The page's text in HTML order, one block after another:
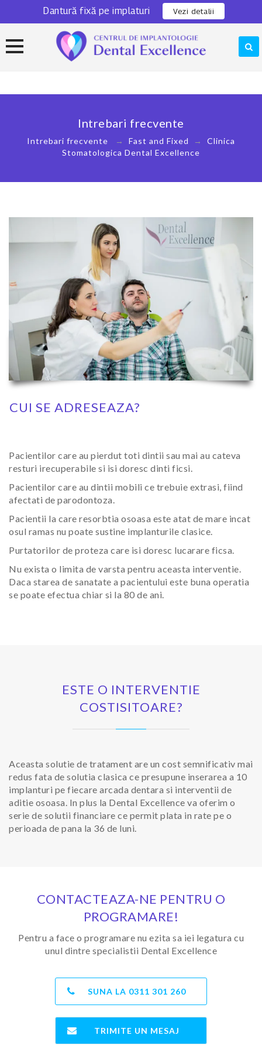
Dantură fixă pe implaturi Vezi detalii
0311 301 280 Locatie
Intrebari frecvente
Intrebari frecvente → Fast and Fixed → Clinica
Stomatologica Dental Excellence
CUI SE ADRESEAZA?
Pacientilor care au pierdut toti dintii sau mai au cateva
resturi irecuperabile si isi doresc dinti ficsi.
Pacientilor care au dintii mobili ce trebuie extrasi, fiind
afectati de parodontoza.
Pacientii la care resorbtia osoasa este atat de mare incat
osul ramas nu poate sustine implanturile clasice.
Purtatorilor de proteza care isi doresc lucarare ficsa.
Nu exista o limita de varsta pentru aceasta interventie.
Daca starea de sanatate a pacientului este buna operatia
se poate efectua chiar si la 80 de ani.
ESTE O INTERVENTIE
COSTISITOARE?
Aceasta solutie de tratament are un cost semnificativ mai
redus fata de solutia clasica ce presupune inserarea a 10
implanturi pe fiecare arcada dentara si interventii de
aditie osoasa. In plus la Dental Excellence va oferim o
serie de solutii financiare ce permit plata in rate pe o
perioada de pana la 36 de luni.
CONTACTEAZA-NE PENTRU O
PROGRAMARE!
Pentru a face o programare nu ezita sa iei legatura cu
unul dintre specialistii Dental Excellence
SUNA LA 0311 301 260
TRIMITE UN MESAJ